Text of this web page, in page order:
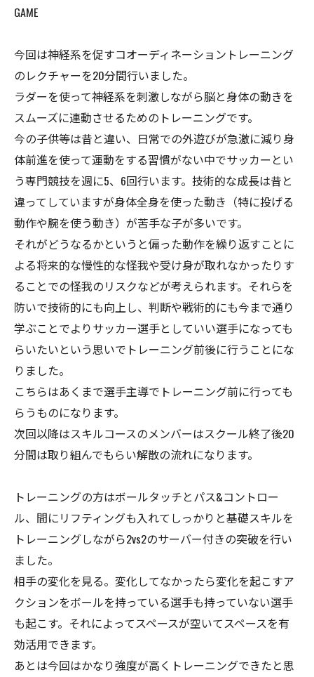
GAME
今回は神経系を促すコオーディネーショントレーニング
のレクチャーを20分間行いました。
ラダーを使って神経系を刺激しながら脳と身体の動きを
スムーズに連動させるためのトレーニングです。
今の子供等は昔と違い、日常での外遊びが急激に減り身
体前進を使って運動をする習慣がない中でサッカーとい
う専門競技を週に5、6回行います。技術的な成長は昔と
違ってしていますが身体全身を使った動き（特に投げる
動作や腕を使う動き）が苦手な子が多いです。
それがどうなるかというと偏った動作を繰り返すことに
よる将来的な慢性的な怪我や受け身が取れなかったりす
ることでの怪我のリスクなどが考えられます。それらを
防いで技術的にも向上し、判断や戦術的にも今まで通り
学ぶことでよりサッカー選手としていい選手になっても
らいたいという思いでトレーニング前後に行うことにな
りました。
こちらはあくまで選手主導でトレーニング前に行っても
らうものになります。
次回以降はスキルコースのメンバーはスクール終了後20
分間は取り組んでもらい解散の流れになります。
トレーニングの方はボールタッチとパス&コントロー
ル、間にリフティングも入れてしっかりと基礎スキルを
トレーニングしながら2vs2のサーバー付きの突破を行い
ました。
相手の変化を見る。変化してなかったら変化を起こすア
クションをボールを持っている選手も持っていない選手
も起こす。それによってスペースが空いてスペースを有
効活用できます。
あとは今回はかなり強度が高くトレーニングできたと思